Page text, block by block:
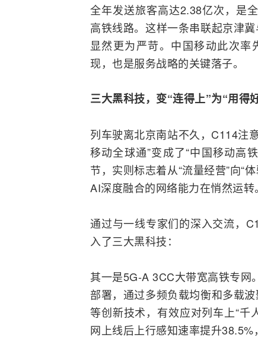
全年发送旅客高达2.38亿次，是
高铁线路。这样一条串联起京津
显然更为严苛。中国移动此次
现，也是服务战略的关键落子。
三大黑科技，变“连得上”为“用得
列车驶离北京南站不久，C114注
移动全球通”变成了“中国移动高
节，实则标志着从“流量经营”向“
AI深度融合的网络能力在悄然运转。
通过与一线专家们的深入交流，
入了三大黑科技：
其一是5G-A 3CC大带宽高铁专网
部署，通过多频负载均衡和多载
等创新技术，有效应对列车上“千
网上线后上行感知速率提升38.5%